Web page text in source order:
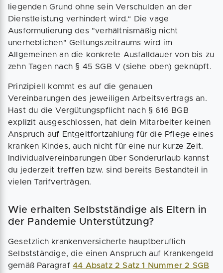
liegenden Grund ohne sein Verschulden an der
Dienstleistung verhindert wird.“ Die vage
Ausformulierung des "verhältnismäßig nicht
unerheblichen" Geltungszeitraums wird im
Allgemeinen an die konkrete Ausfalldauer von bis zu
zehn Tagen nach § 45 SGB V (siehe oben) geknüpft.
Prinzipiell kommt es auf die genauen
Vereinbarungen des jeweiligen Arbeitsvertrags an.
Hast du die Vergütungspflicht nach § 616 BGB
explizit ausgeschlossen, hat dein Mitarbeiter keinen
Anspruch auf Entgeltfortzahlung für die Pflege eines
kranken Kindes, auch nicht für eine nur kurze Zeit.
Individualvereinbarungen über Sonderurlaub kannst
du jederzeit treffen bzw. sind bereits Bestandteil in
vielen Tarifverträgen.
Wie erhalten Selbstständige als Eltern in
der Pandemie Unterstützung?
Gesetzlich krankenversicherte hauptberuflich
Selbstständige, die einen Anspruch auf Krankengeld
gemäß Paragraf 44 Absatz 2 Satz 1 Nummer 2 SGB